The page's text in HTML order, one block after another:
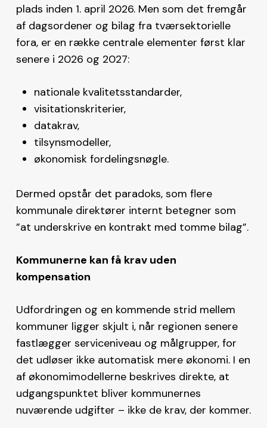
plads inden 1. april 2026. Men som det fremgår
af dagsordener og bilag fra tværsektorielle
fora, er en række centrale elementer først klar
senere i 2026 og 2027:
nationale kvalitetsstandarder,
visitationskriterier,
datakrav,
tilsynsmodeller,
økonomisk fordelingsnøgle.
Dermed opstår det paradoks, som flere
kommunale direktører internt betegner som
”at underskrive en kontrakt med tomme bilag”.
Kommunerne kan få krav uden
kompensation
Udfordringen og en kommende strid mellem
kommuner ligger skjult i, når regionen senere
fastlægger serviceniveau og målgrupper, for
det udløser ikke automatisk mere økonomi. I en
af økonomimodellerne beskrives direkte, at
udgangspunktet bliver kommunernes
nuværende udgifter – ikke de krav, der kommer.